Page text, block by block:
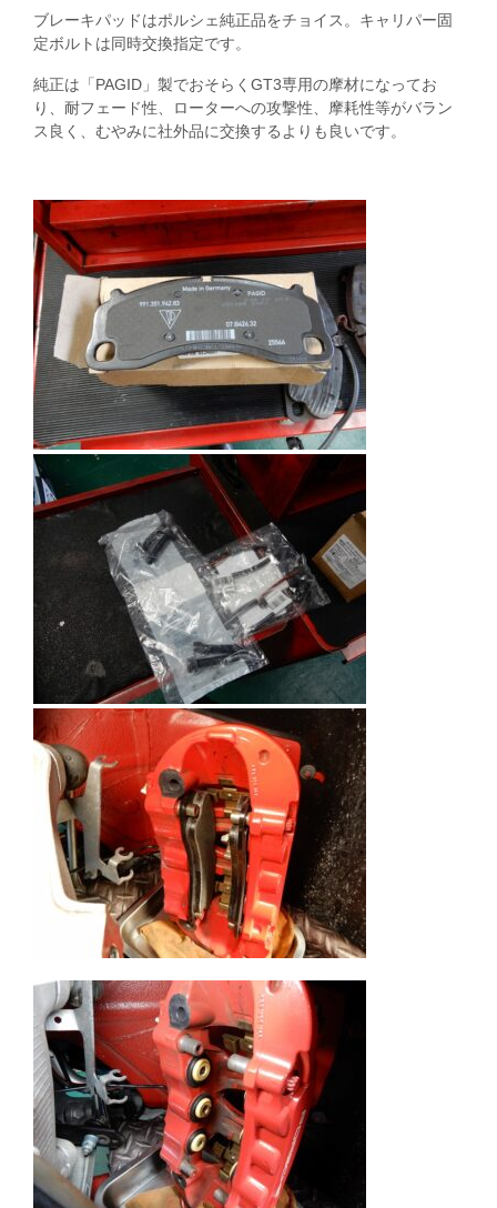
ブレーキパッドはポルシェ純正品をチョイス。キャリパー固
定ボルトは同時交換指定です。
純正は「PAGID」製でおそらくGT3専用の摩材になってお
り、耐フェード性、ローターへの攻撃性、摩耗性等がバラン
ス良く、むやみに社外品に交換するよりも良いです。